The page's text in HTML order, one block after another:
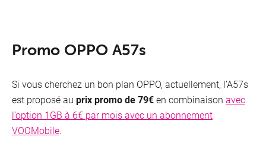
Promo OPPO A57s
Si vous cherchez un bon plan OPPO, actuellement, l’A57s
est proposé au prix promo de 79€en combinaison avec
l’option 1GB à 6€ par mois avec un abonnement
VOOMobile.